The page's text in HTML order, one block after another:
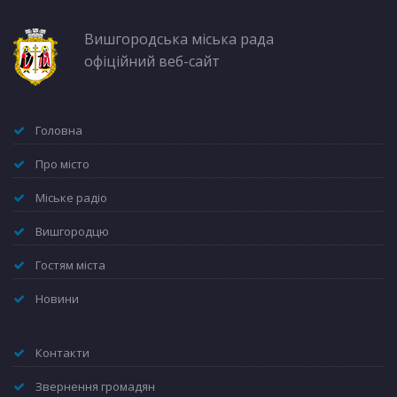
Вишгородська міська рада
офіційний веб-сайт
Головна
Про місто
Міське радіо
Вишгородцю
Гостям міста
Новини
Контакти
Звернення громадян